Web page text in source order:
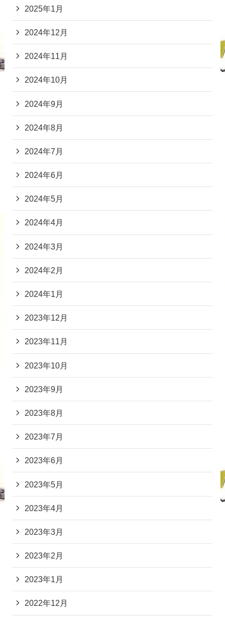
2025年1月
2024年12月
2024年11月
2024年10月
2024年9月
2024年8月
2024年7月
2024年6月
2024年5月
2024年4月
2024年3月
2024年2月
2024年1月
2023年12月
2023年11月
2023年10月
2023年9月
2023年8月
2023年7月
2023年6月
2023年5月
2023年4月
2023年3月
2023年2月
2023年1月
2022年12月